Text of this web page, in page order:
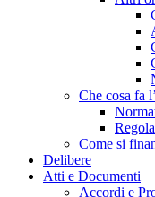
Che cosa fa
Come si
Delibere
Atti e Documenti
Accordi e